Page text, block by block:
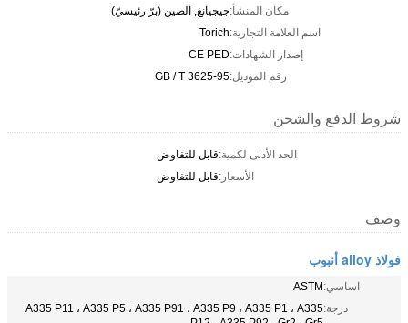
مكان المنشأ:جيجيانغ, الصين (برّ رئيسيّ)
اسم العلامة التجارية:Torich
إصدار الشهادات:CE PED
رقم الموديل:GB / T 3625-95
شروط الدفع والشحن
الحد الأدنى لكمية:قابل للتفاوض
الأسعار:قابل للتفاوض
وصف
فولاذ alloy أنبوب
اساسي:ASTM
درجة:A335 P11 ، A335 P5 ، A335 P91 ، A335 P9 ، A335 P1 ، A335